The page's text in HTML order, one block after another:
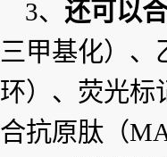
3、 还可以
三甲基化）、
环）、荧光标
合抗原肽（